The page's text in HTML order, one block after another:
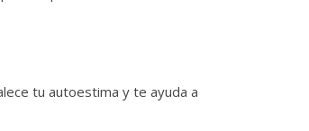
tu autoestima y te ayuda a